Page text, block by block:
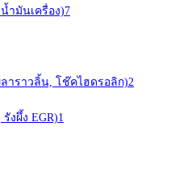
ำมันเครื่อง)7
าราวลิ้น, โช๊คไฮดรอลิก)2
งผึ้ง EGR)1